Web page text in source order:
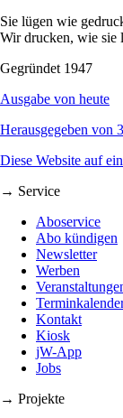
Sie lügen wie
Wir drucken, wie sie
Gegründet 1947
Ausgabe von heute
Herausgegeben von
Diese Website auf
→ Service
Aboservice
Abo kündigen
Newsletter
Werben
Kontakt
Kiosk
jW-App
Jobs
→ Projekte